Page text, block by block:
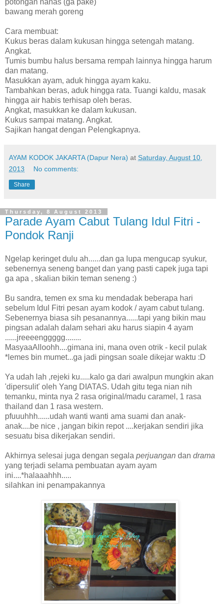
bawang merah goreng
Cara membuat:
Kukus beras dalam kukusan hingga setengah matang.
Angkat.
Tumis bumbu halus bersama rempah lainnya hingga harum
dan matang.
Masukkan ayam, aduk hingga ayam kaku.
Tambahkan beras, aduk hingga rata. Tuangi kaldu, masak
hingga air habis terhisap oleh beras.
Angkat, masukkan ke dalam kukusan.
Kukus sampai matang. Angkat.
Sajikan hangat dengan Pelengkapnya.
AYAM KODOK JAKARTA (Dapur Nera) at Saturday, August 10,
2013
No comments:
Share
Thursday, 8 August 2013
Parade Ayam Cabut Tulang Idul Fitri -
Pondok Ranji
Ngelap keringet dulu ah......dan ga lupa mengucap syukur,
sebenernya seneng banget dan yang pasti capek juga tapi
ga apa , skalian bikin teman seneng :)
Bu sandra, temen ex sma ku mendadak beberapa hari
sebelum Idul Fitri pesan ayam kodok / ayam cabut tulang.
Sebenernya biasa sih pesanannya......tapi yang bikin mau
pingsan adalah dalam sehari aku harus siapin 4 ayam
......jreeeenggggg........
MasyaaAlloohh....gimana ini, mana oven otrik - kecil pulak
*lemes bin mumet...ga jadi pingsan soale dikejar waktu :D
Ya udah lah ,rejeki ku.....kalo ga dari awalpun mungkin akan
'dipersulit' oleh Yang DIATAS. Udah gitu tega nian nih
temanku, minta nya 2 rasa original/madu caramel, 1 rasa
thailand dan 1 rasa western.
pfuuuhhh......udah wanti wanti ama suami dan anak-
anak....be nice , jangan bikin repot ....kerjakan sendiri jika
sesuatu bisa dikerjakan sendiri.
Akhirnya selesai juga dengan segala perjuangan dan drama
yang terjadi selama pembuatan ayam ayam
ini....*halaaahhh.....
silahkan ini penampakannya